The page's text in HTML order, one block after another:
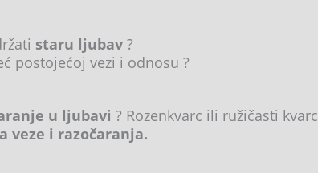
staru ljubav ?
postojećoj vezi i odnosu ?
u ljubavi ? Rozenkvarc ili ružičasti kvarc
veze i razočaranja.